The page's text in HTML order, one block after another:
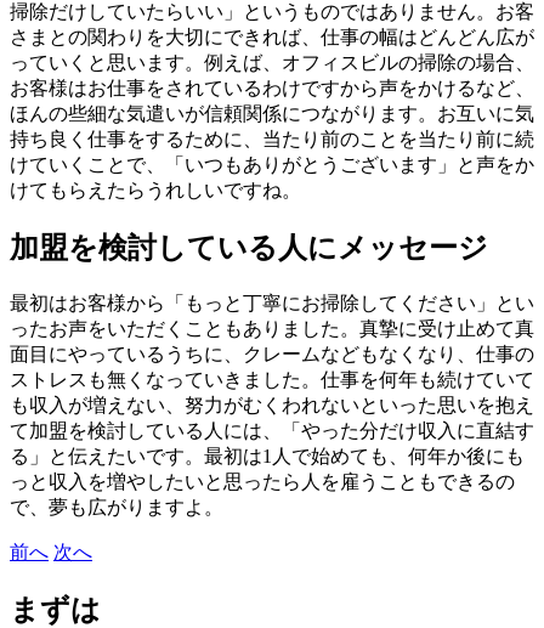
掃除だけしていたらいい」というものではありません。お客
さまとの関わりを大切にできれば、仕事の幅はどんどん広が
っていくと思います。例えば、オフィスビルの掃除の場合、
お客様はお仕事をされているわけですから声をかけるなど、
ほんの些細な気遣いが信頼関係につながります。お互いに気
持ち良く仕事をするために、当たり前のことを当たり前に続
けていくことで、「いつもありがとうございます」と声をか
けてもらえたらうれしいですね。
加盟を検討している人にメッセージ
最初はお客様から「もっと丁寧にお掃除してください」とい
ったお声をいただくこともありました。真摯に受け止めて真
面目にやっているうちに、クレームなどもなくなり、仕事の
ストレスも無くなっていきました。仕事を何年も続けていて
も収入が増えない、努力がむくわれないといった思いを抱え
て加盟を検討している人には、「やった分だけ収入に直結す
る」と伝えたいです。最初は1人で始めても、何年か後にも
っと収入を増やしたいと思ったら人を雇うこともできるの
で、夢も広がりますよ。
前へ 次へ
まずは